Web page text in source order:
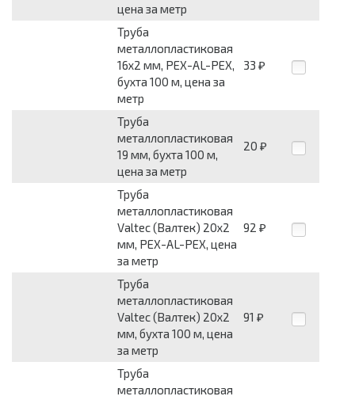
цена за метр
Труба
металлопластиковая
16x2 мм, PEX-AL-PEX,
бухта 100 м, цена за
метр
33 ₽
Труба
металлопластиковая
19 мм, бухта 100 м,
цена за метр
20 ₽
Труба
металлопластиковая
Valtec (Валтек) 20x2
мм, PEX-AL-PEX, цена
за метр
92 ₽
Труба
металлопластиковая
Valtec (Валтек) 20x2
мм, бухта 100 м, цена
за метр
91 ₽
Труба
металлопластиковая